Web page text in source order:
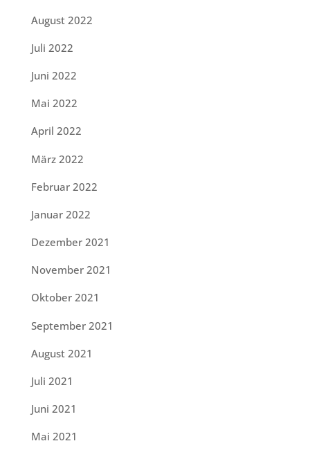
August 2022
Juli 2022
Juni 2022
Mai 2022
April 2022
März 2022
Februar 2022
Januar 2022
Dezember 2021
November 2021
Oktober 2021
September 2021
August 2021
Juli 2021
Juni 2021
Mai 2021